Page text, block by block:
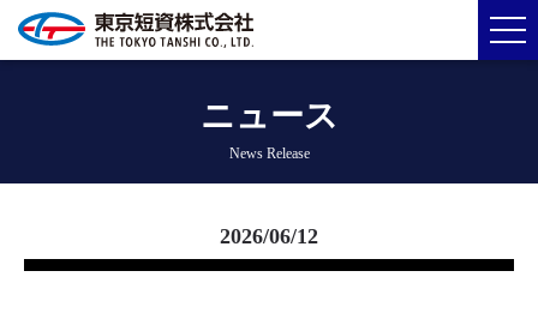
ニュース
News Release
2026/06/12